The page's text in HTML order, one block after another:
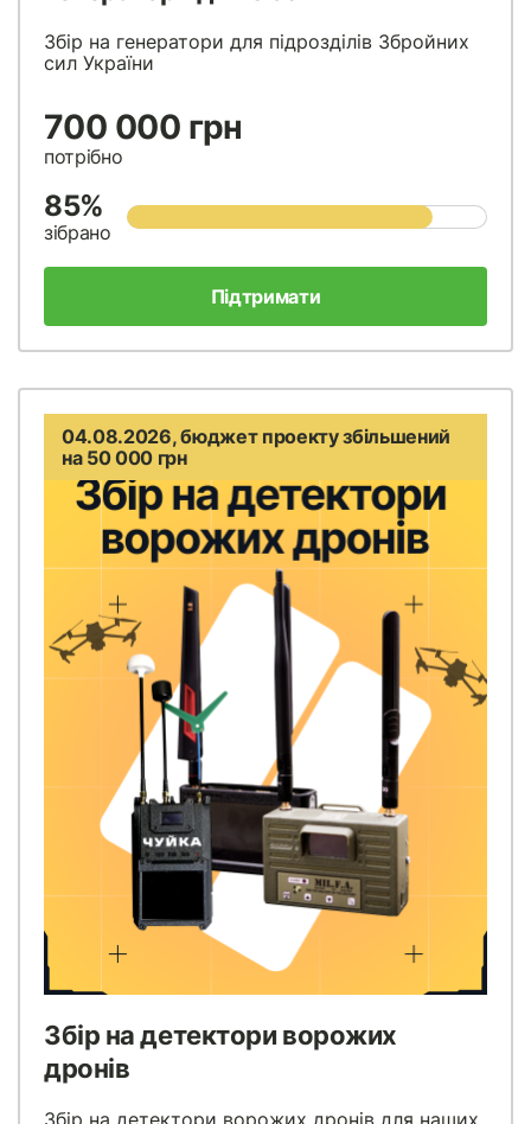
Збір на генератори для підрозділів Збройних
сил України
700 000 грн
потрібно
85%
зібрано
Підтримати
04.08.2026, бюджет проекту збільшений
на 50 000 грн
Збір на детектори ворожих
дронів
Збір на детектори ворожих дронів для наших